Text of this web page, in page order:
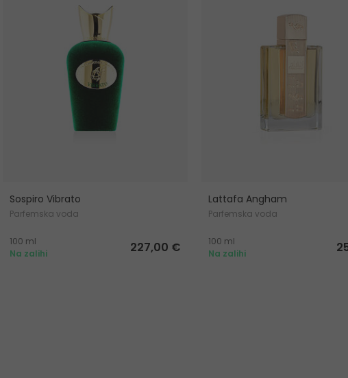
Sospiro Vibrato
Parfemska voda
100 ml
Na zalihi
227,00 €
Lattafa Angham
Parfemska voda
100 ml
Na zalihi